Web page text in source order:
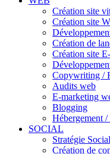
Création site
Création site
Création de
Création site
Copywriting /
Audits web
E-marketing
Blogging
Hébergement
SOCIAL
Stratégie
Création de